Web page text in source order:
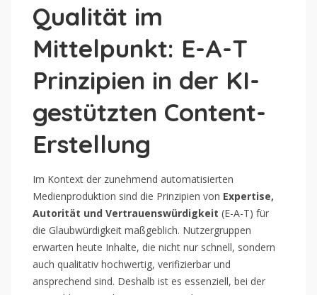
Qualität im
Mittelpunkt: E-A-T
Prinzipien in der KI-
gestützten Content-
Erstellung
Im Kontext der zunehmend automatisierten
Medienproduktion sind die Prinzipien von Expertise,
Autorität und Vertrauenswürdigkeit (E-A-T) für
die Glaubwürdigkeit maßgeblich. Nutzergruppen
erwarten heute Inhalte, die nicht nur schnell, sondern
auch qualitativ hochwertig, verifizierbar und
ansprechend sind. Deshalb ist es essenziell, bei der